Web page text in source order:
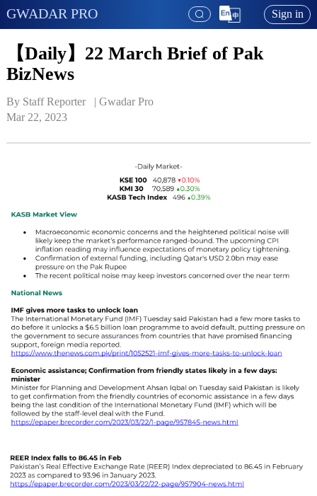
GWADAR PRO Sign in
【Daily】22 March Brief of Pak
BizNews
By Staff Reporter   | Gwadar Pro
Mar 22, 2023